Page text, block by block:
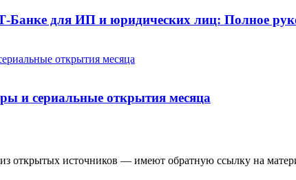
Банке для ИП и юридических лиц: Полное
и сериальные открытия месяца
открытых источников — имеют обратную ссылку на